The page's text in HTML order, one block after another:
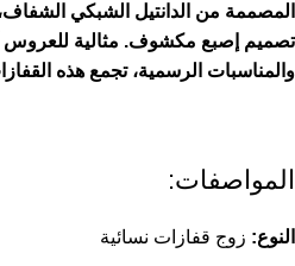
المصممة من الدانتيل الشبكي
تصميم إصبع مكشوف. مثالية للعروس
والمناسبات الرسمية، تجمع هذه
المواصفات:
النوع: زوج قفازات نسائية